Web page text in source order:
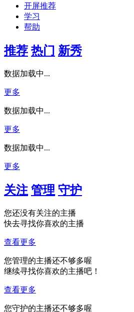
开屏推荐
学习
帮助
推荐 热门 新秀
数据加载中...
更多
数据加载中...
更多
数据加载中...
更多
关注 管理 守护
您还没有关注的主播
快去寻找你喜欢的主播
查看更多
您管理的主播还不够多喔
继续寻找你喜欢的主播吧！
查看更多
您守护的主播还不够多喔